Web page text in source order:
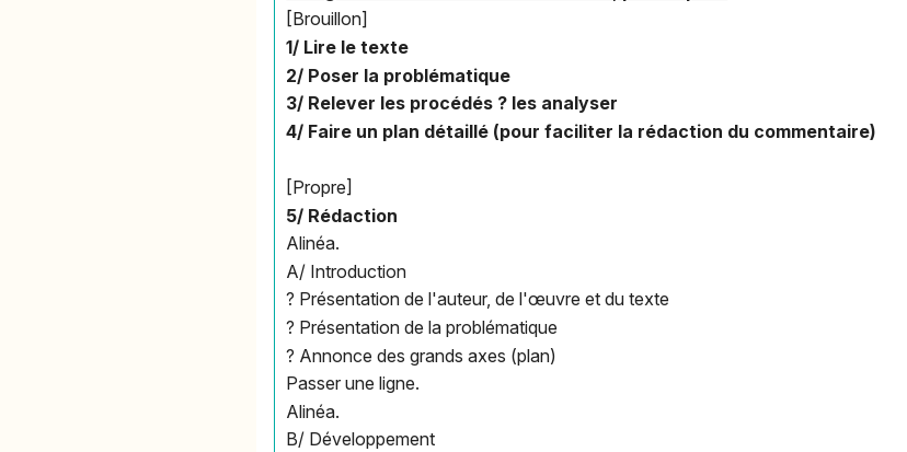
[Brouillon]
1/ Lire le texte
2/ Poser la problématique
3/ Relever les procédés ? les analyser
4/ Faire un plan détaillé (pour faciliter la rédaction du commentaire)
[Propre]
5/ Rédaction
Alinéa.
A/ Introduction
? Présentation de l'auteur, de l'œuvre et du texte
? Présentation de la problématique
? Annonce des grands axes (plan)
Passer une ligne.
Alinéa.
B/ Développement